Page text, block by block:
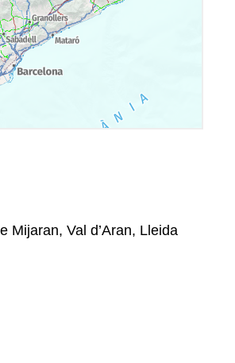
Mijaran, Val d’Aran, Lleida